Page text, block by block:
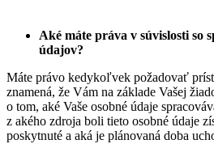
Aké máte práva v súvislosti so
údajov?
Máte právo kedykoľvek požadovať
znamená, že Vám na základe Vašej
o tom, aké Vaše osobné údaje
z akého zdroja boli tieto osobné údaje
poskytnuté a aká je plánovaná doba